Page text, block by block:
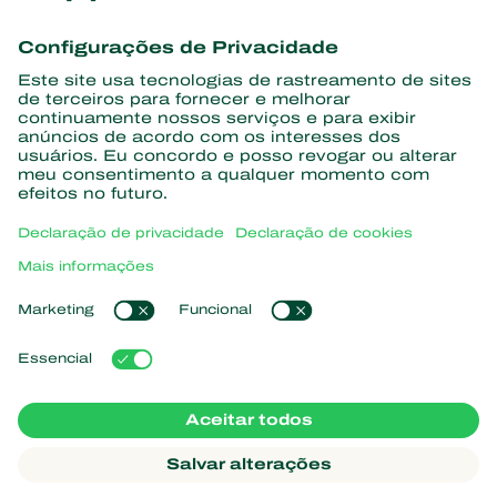
informações
Assine aqui
Parceiros com a natureza
Vespas Parasitoides
Nematoides benéficos
Microorganismos benéficos
Proteção de culturas
Sobre a Koppert
Centro de informações
Trabalhe na Koppert
Links de Interesse
Natutec
Gazebo
Koppert Global
Gerir cookies